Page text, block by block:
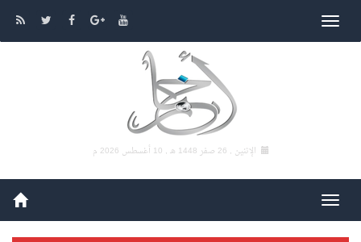
الإثنين , 26 صفر 1448 هـ , 10 أغسطس 2026 م